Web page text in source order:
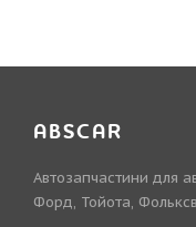
ABSCAR
Автозапчастини для
Форд, Тойота,